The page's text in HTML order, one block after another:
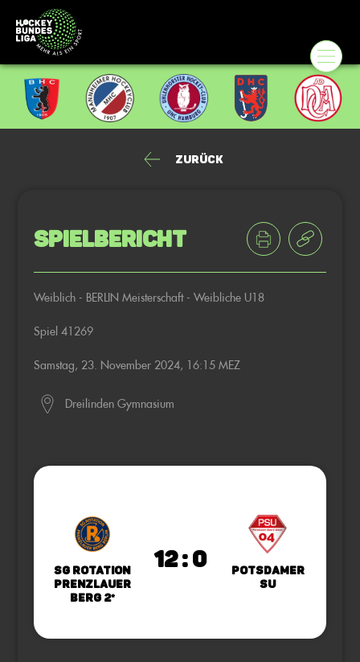
Zurück
Spielbericht
Weiblich - BERLIN Meisterschaft - Weibliche U18
Spiel 41269
Samstag, 23. November 2024, 16:15 MEZ
Dreilinden Gymnasium
SG Rotation
Prenzlauer
Berg 2*
12 : 0
Potsdamer
SU